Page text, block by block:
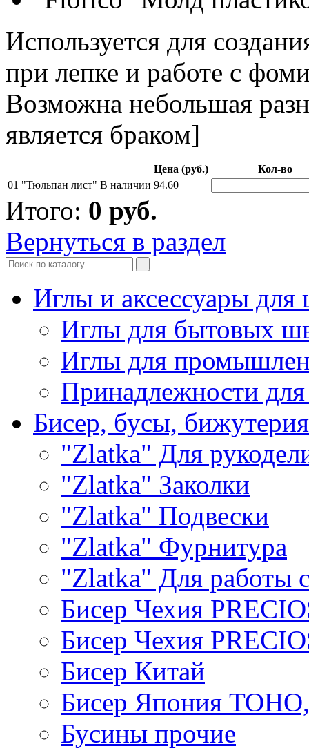
Используется для
при лепке и работе с
Возможна небольшая
является браком]
Цена (руб.)
Кол-во
01 "Тюльпан лист" В наличии 94.60
Итого: 0 руб.
Вернуться в раздел
Иглы и аксессуары
Иглы для бытовых
Иглы для
Принадлежности
Бисер, бусы, бижутерия
"Zlatka" Для
"Zlatka" Заколки
"Zlatka" Подвески
"Zlatka" Фурнитура
"Zlatka" Для работы
Бисер Чехия
Бисер Чехия
Бисер Китай
Бисер Япония
Бусины прочие